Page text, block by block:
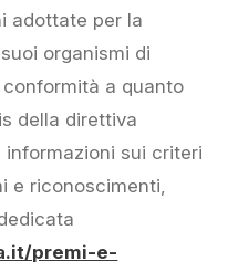
adottate per la
organismi di
a quanto
della direttiva
informazioni sui criteri
e riconoscimenti,
premi-e-